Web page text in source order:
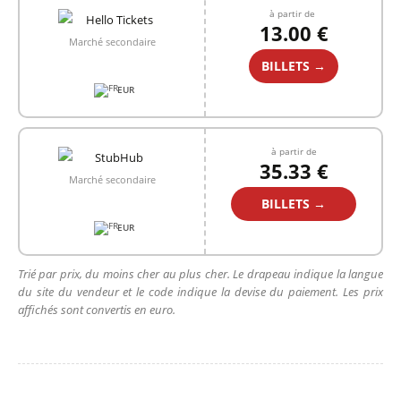
Marché secondaire
EUR
à partir de
13.00 €
BILLETS →
Marché secondaire
EUR
à partir de
35.33 €
BILLETS →
Trié par prix, du moins cher au plus cher. Le drapeau indique la langue
du site du vendeur et le code indique la devise du paiement. Les prix
affichés sont convertis en euro.